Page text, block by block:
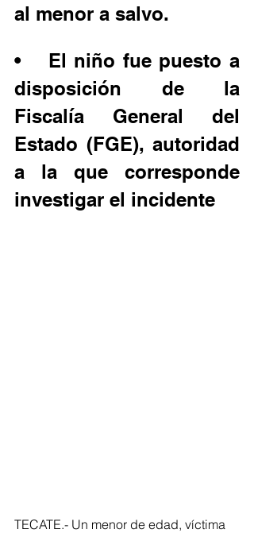
al menor a salvo.
•	El niño fue puesto a
disposición de la
Fiscalía General del
Estado (FGE), autoridad
a la que corresponde
investigar el incidente
TECATE.- Un menor de edad, víctima